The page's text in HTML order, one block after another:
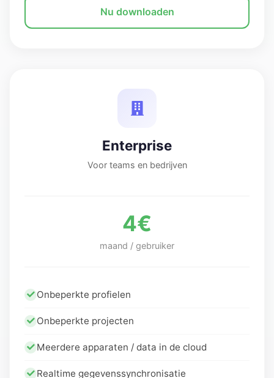
Nu downloaden
Enterprise
Voor teams en bedrijven
4€
maand / gebruiker
Onbeperkte profielen
Onbeperkte projecten
Meerdere apparaten / data in de cloud
Realtime gegevenssynchronisatie